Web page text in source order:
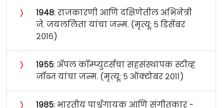
〉 १९४८: राजकारणी आणि दक्षिणेतील अभिनेत्री
जे. जयललिता यांचा जन्म. (मृत्यू: ५ डिसेंबर
२०१६)
〉 १९५५: अ‍ॅपल कॉम्प्युटर्सचा सहसंस्थापक स्टीव्ह
जॉब्ज यांचा जन्म. (मृत्यू: ५ ऑक्टोबर २०११)
〉 १९८५: भारतीय पार्श्वगायक आणि संगीतकार -